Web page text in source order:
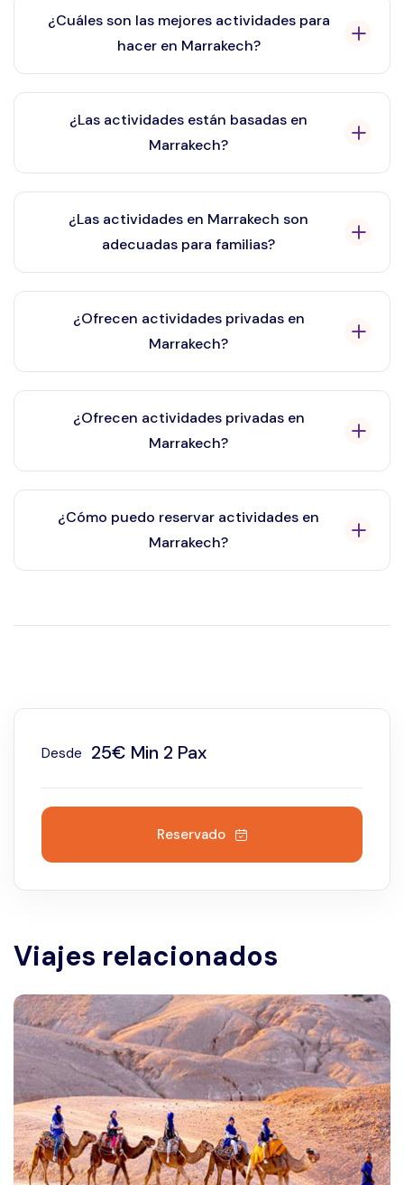
¿Cuáles son las mejores actividades para
hacer en Marrakech?
Las actividades más populares en Marrakech incluyen
paseos en camello, quad, experiencias culturales,
clases de cocina y actividades en el desierto de
¿Las actividades están basadas en
Marrakech?
Sí, la mayoría de nuestras actividades están basadas
en Marrakech o comienzan directamente desde la
ciudad con recogida en el hotel o riad.
¿Las actividades en Marrakech son
adecuadas para familias?
Sí, muchas actividades en Marrakech son aptas para
familias y niños, como paseos en camello y
experiencias culturales.
¿Ofrecen actividades privadas en
Marrakech?
Sí, ofrecemos actividades privadas y compartidas en
Marrakech según tus preferencias, el tamaño del
grupo y el presupuesto.
¿Ofrecen actividades privadas en
Marrakech?
Sí, ofrecemos actividades privadas y compartidas en
Marrakech según tus preferencias, el tamaño del
grupo y el presupuesto.
¿Cómo puedo reservar actividades en
Marrakech?
Desde 25€ Min 2 Pax
Reservado
Viajes relacionados